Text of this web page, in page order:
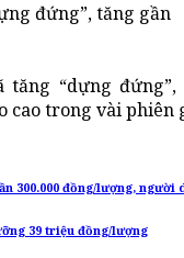
đứng”, tăng gần
“dựng
cao trong vài phiên
300.000 đồng/lượng, người
39 triệu đồng/lượng